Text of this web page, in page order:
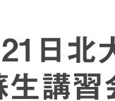
日北
生講習